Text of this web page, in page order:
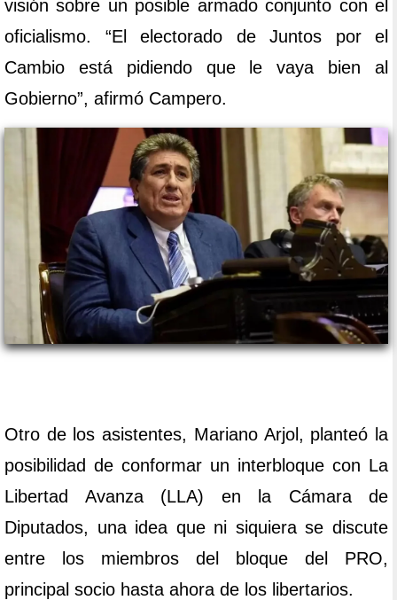
visión sobre un posible armado conjunto con el
oficialismo. “El electorado de Juntos por el
Cambio está pidiendo que le vaya bien al
Gobierno”, afirmó Campero.
Otro de los asistentes, Mariano Arjol, planteó la
posibilidad de conformar un interbloque con La
Libertad Avanza (LLA) en la Cámara de
Diputados, una idea que ni siquiera se discute
entre los miembros del bloque del PRO,
principal socio hasta ahora de los libertarios.